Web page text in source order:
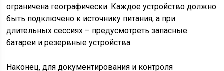
ограничена географически. Каждое устройство должно
быть подключено к источнику питания, а при
длительных сессиях – предусмотреть запасные
батареи и резервные устройства.
Наконец, для документирования и контроля